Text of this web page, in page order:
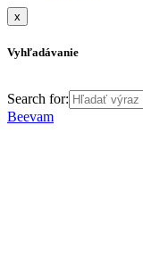
x
Vyhľadávanie
Search for:
Beevam